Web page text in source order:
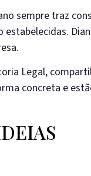
sempre traz
Legal,
concreta e